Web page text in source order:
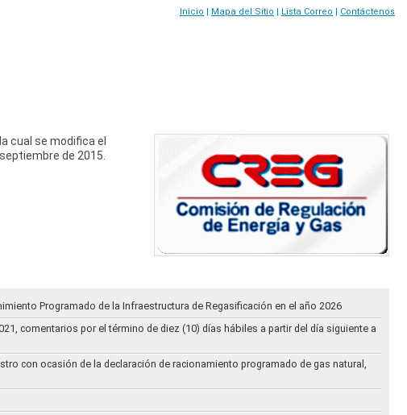
Inicio | Mapa del Sitio | Lista Correo | Contáctenos
cual se modifica el
de 2015.
Programado de la Infraestructura de Regasificación en el año 2026
comentarios por el término de diez (10) días hábiles a partir del día siguiente a
con ocasión de la declaración de racionamiento programado de gas natural,